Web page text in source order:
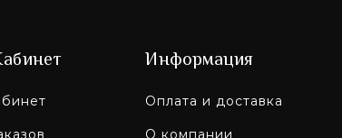
Информация
Оплата и доставка
О компании